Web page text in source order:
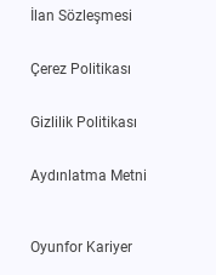
İlan Sözleşmesi
Çerez Politikası
Gizlilik Politikası
Aydınlatma Metni
Oyunfor Kariyer